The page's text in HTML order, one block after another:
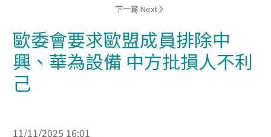
下一篇 Next 》
歐委會要求歐盟成員排除中
興、華為設備 中方批損人不利
己
11/11/2025 16:01